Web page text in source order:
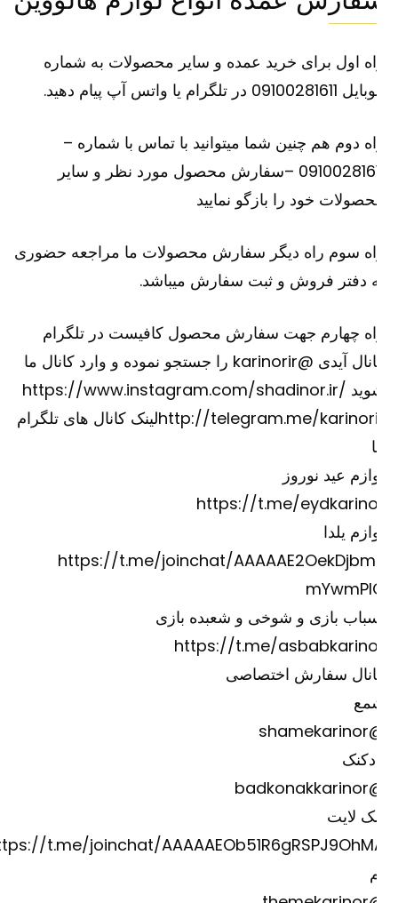
اول برای خرید عمده و سایر محصولات به شماره
در تلگرام یا واتس آپ پیام دهید.
دوم هم چنین شما میتوانید با تماس با شماره –
09100281611 –سفارش محصول مورد نظر و سایر
خود را بازگو نمایید
سوم راه دیگر سفارش محصولات ما مراجعه حضوری
دفتر فروش و ثبت سفارش میباشد.
چهارم جهت سفارش محصول کافیست در تلگرام
کانال آیدی @karinorir را جستجو نموده و وارد کانال ما
https://www.instagram.com/shadinor.ir/
http://telegram.me/لینک کانال های تلگرام
عید نوروز
https://t.me/
یلدا
https://t.me/joinchat/
بازی و شوخی و شعبده بازی
https://t.me/
سفارش اختصاصی
لایت
https://t.me/joinchat/